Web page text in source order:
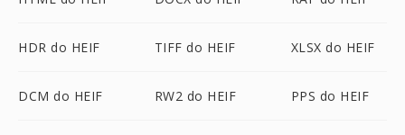
HDR do HEIF TIFF do HEIF XLSX do HEIF
DCM do HEIF RW2 do HEIF PPS do HEIF